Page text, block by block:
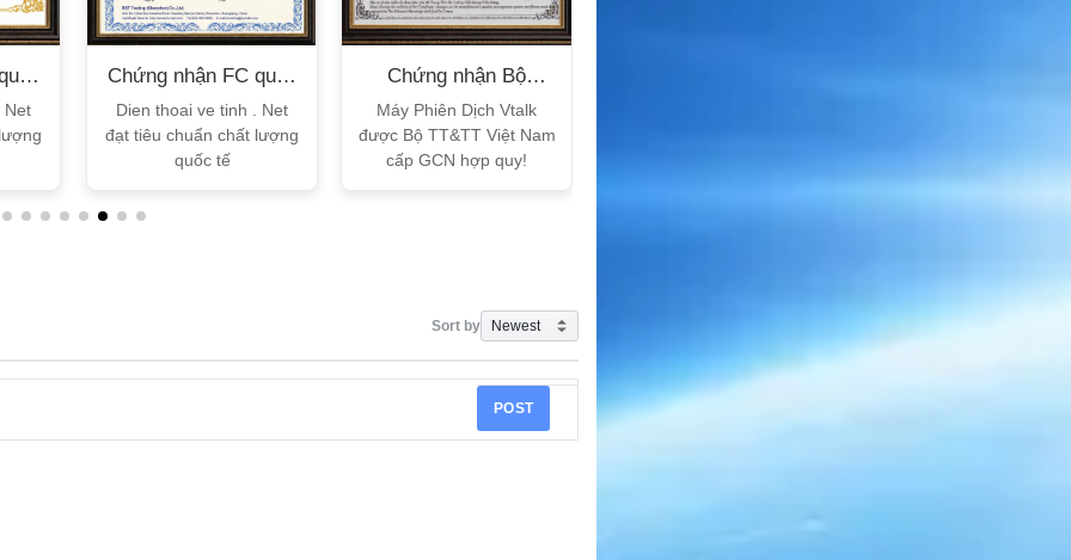
Net
Chứng nhận FC quốc
tế
Dien thoai ve tinh . Net
đạt tiêu chuẩn chất lượng
quốc tế
Chứng nhận Bộ
TT&TT
Máy Phiên Dịch Vtalk
được Bộ TT&TT Việt Nam
cấp GCN hợp quy!
Sort by
POST